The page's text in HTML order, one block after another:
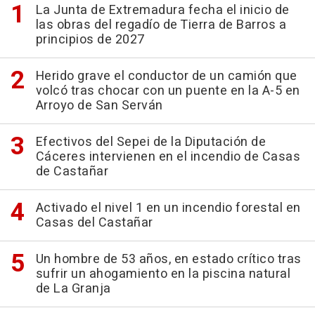
La Junta de Extremadura fecha el inicio de
las obras del regadío de Tierra de Barros a
principios de 2027
Herido grave el conductor de un camión que
volcó tras chocar con un puente en la A-5 en
Arroyo de San Serván
Efectivos del Sepei de la Diputación de
Cáceres intervienen en el incendio de Casas
de Castañar
Activado el nivel 1 en un incendio forestal en
Casas del Castañar
Un hombre de 53 años, en estado crítico tras
sufrir un ahogamiento en la piscina natural
de La Granja